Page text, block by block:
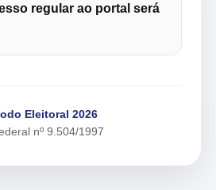
regular ao portal será
Eleitoral 2026
nº 9.504/1997